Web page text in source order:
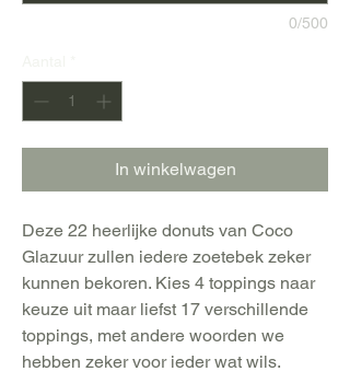
0/500
In winkelwagen
Deze 22 heerlijke donuts van Coco
Glazuur zullen iedere zoetebek zeker
kunnen bekoren. Kies 4 toppings naar
keuze uit maar liefst 17 verschillende
toppings, met andere woorden we
hebben zeker voor ieder wat wils.